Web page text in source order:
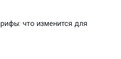
что изменится для